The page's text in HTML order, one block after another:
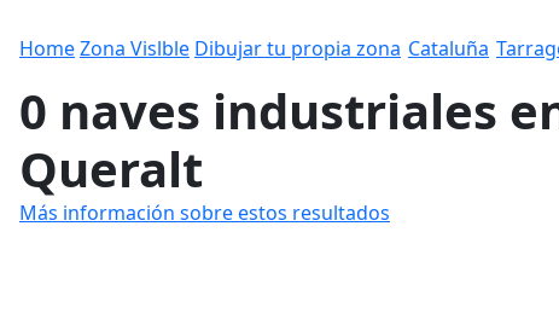
HomeZona Vislble Dibujar tu propia zona Cataluña
0 naves industriales
Queralt
Más información sobre estos resultados